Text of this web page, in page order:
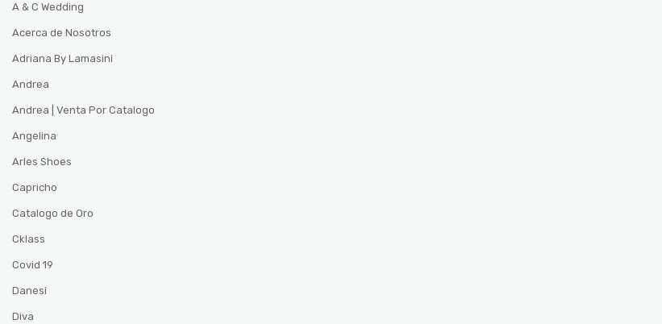
A & C Wedding
Acerca de Nosotros
Adriana By Lamasini
Andrea
Andrea | Venta Por Catalogo
Angelina
Arles Shoes
Capricho
Catalogo de Oro
Cklass
Covid 19
Danesi
Diva